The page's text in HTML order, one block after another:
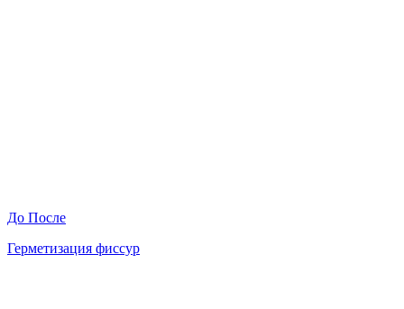
До После
Герметизация фиссур